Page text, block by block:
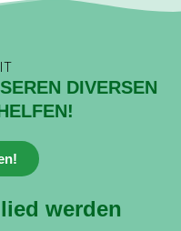
DIVERSEN
werden